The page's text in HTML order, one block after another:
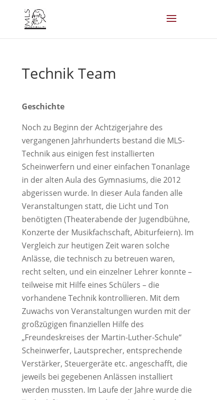
Technik Team
Geschichte
Noch zu Beginn der Achtzigerjahre des
vergangenen Jahrhunderts bestand die MLS-
Technik aus einigen fest installierten
Scheinwerfern und einer einfachen Tonanlage
in der alten Aula des Gymnasiums, die 2012
abgerissen wurde. In dieser Aula fanden alle
Veranstaltungen statt, die Licht und Ton
benötigten (Theaterabende der Jugendbühne,
Konzerte der Musikfachschaft, Abiturfeiern). Im
Vergleich zur heutigen Zeit waren solche
Anlässe, die technisch zu betreuen waren,
recht selten, und ein einzelner Lehrer konnte –
teilweise mit Hilfe eines Schülers – die
vorhandene Technik kontrollieren. Mit dem
Zuwachs von Veranstaltungen wurden mit der
großzügigen finanziellen Hilfe des
„Freundeskreises der Martin-Luther-Schule“
Scheinwerfer, Lautsprecher, entsprechende
Verstärker, Steuergeräte etc. angeschafft, die
jeweils bei gegebenen Anlässen installiert
werden mussten. Im Laufe der Jahre wurde die